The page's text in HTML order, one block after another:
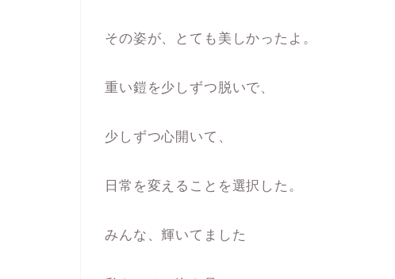
その姿が、とても美しかったよ。
重い鎧を少しずつ脱いで、
少しずつ心開いて、
日常を変えることを選択した。
みんな、輝いてました